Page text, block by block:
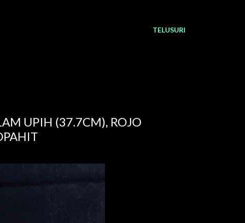
TELUSURI
UPIH (37.7CM), ROJO